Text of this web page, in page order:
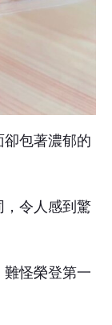
包著濃郁的
，令人感到驚
難怪榮登第一